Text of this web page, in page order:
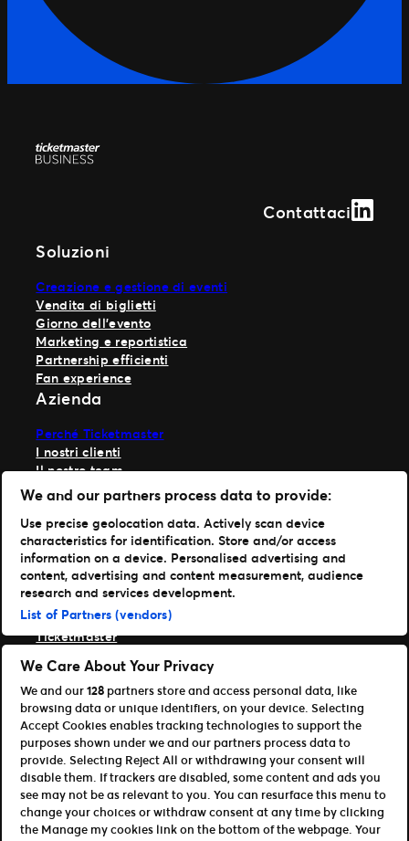
Contattaci
Soluzioni
Creazione e gestione di eventi
Vendita di biglietti
Giorno dell’evento
Marketing e reportistica
Partnership efficienti
Fan experience
Azienda
Perché Ticketmaster
I nostri clienti
Il nostro team
La nostra storia
Live Nation Careers
Risorse
Centro Stampa
Assistenza
Portafoglio
Ticketmaster
TicketWeb
Universe
Elevate
Partners
Open Platform Overview
Affiliati e partner di distribuzione
Sviluppatori (API e SDK)
We and our partners process data to provide:
Use precise geolocation data. Actively scan device
characteristics for identification. Store and/or access
information on a device. Personalised advertising and
content, advertising and content measurement, audience
research and services development.
List of Partners (vendors)
We Care About Your Privacy
We and our128 partners store and access personal data, like
browsing data or unique identifiers, on your device. Selecting
Accept Cookies enables tracking technologies to support the
purposes shown under we and our partners process data to
provide. Selecting Reject All or withdrawing your consent will
disable them. If trackers are disabled, some content and ads you
see may not be as relevant to you. You can resurface this menu to
change your choices or withdraw consent at any time by clicking
the Manage my cookies link on the bottom of the webpage. Your